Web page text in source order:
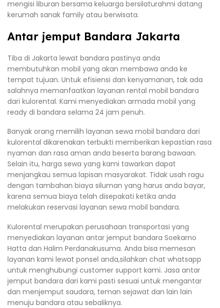
mengisi liburan bersama keluarga bersilaturahmi datang
kerumah sanak family atau berwisata.
Antar jemput Bandara Jakarta
Tiba di Jakarta lewat bandara pastinya anda
membutuhkan mobil yang akan membawa anda ke
tempat tujuan. Untuk efisiensi dan kenyamanan, tak ada
salahnya memanfaatkan layanan rental mobil bandara
dari kulorental. Kami menyediakan armada mobil yang
ready di bandara selama 24 jam penuh.
Banyak orang memilih layanan sewa mobil bandara dari
kulorental dikarenakan terbukti memberikan kepastian rasa
nyaman dan rasa aman anda beserta barang bawaan.
Selain itu, harga sewa yang kami tawarkan dapat
menjangkau semua lapisan masyarakat. Tidak usah ragu
dengan tambahan biaya siluman yang harus anda bayar,
karena semua biaya telah disepakati ketika anda
melakukan reservasi layanan sewa mobil bandara.
Kulorental merupakan perusahaan transportasi yang
menyediakan layanan antar jemput bandara Soekarno
Hatta dan Halim Perdanakusuma. Anda bisa memesan
layanan kami lewat ponsel anda,silahkan chat whatsapp
untuk menghubungi customer support kami. Jasa antar
jemput bandara dari kami pasti sesuai untuk mengantar
dan menjemput saudara, teman sejawat dan lain lain
menuju bandara atau sebaliknya.